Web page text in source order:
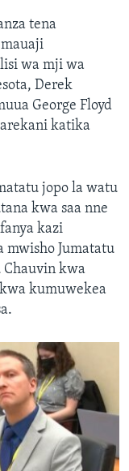
tena
wa mji wa
Derek
George Floyd
katika
jopo la watu
kwa saa nne
kazi
mwisho Jumatatu
Chauvin kwa
kumuwekea